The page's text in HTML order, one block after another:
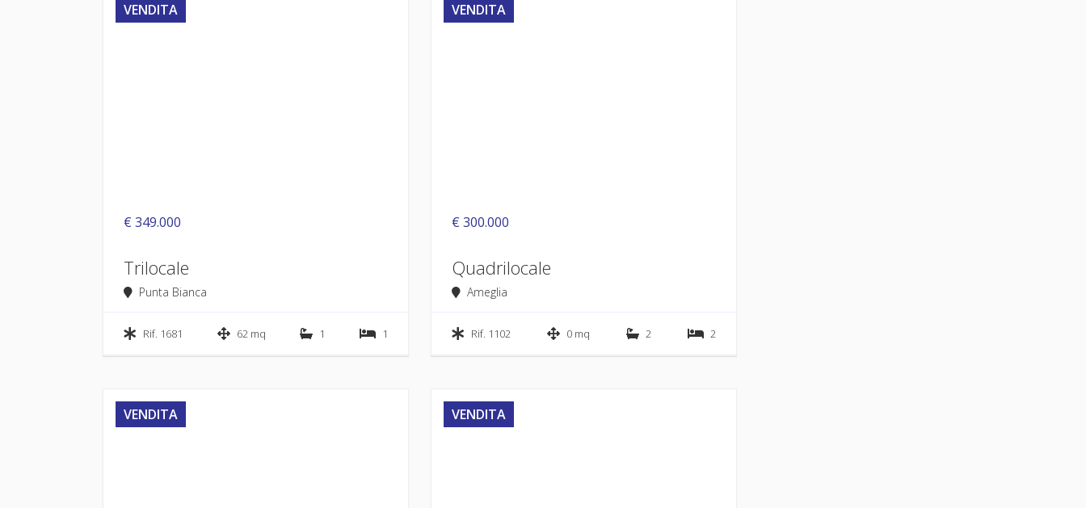
VENDITA
€ 349.000
Trilocale
Punta Bianca
Rif. 1681 62 mq 1 1
VENDITA
€ 300.000
Quadrilocale
Ameglia
Rif. 1102 0 mq 2 2
VENDITA VENDITA